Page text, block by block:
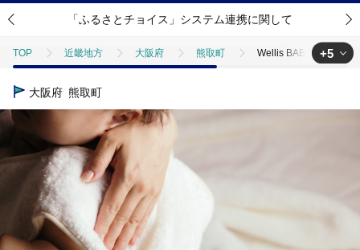
「ふるさとチョイス」システム連携に関して
TOP 近畿地方 大阪府 熊取町 Wellis BABY【大切な
TOP
日用品・雑貨 寝具・タオル Wellis BABY【大切なお
日用品・雑貨
ファッション Wellis BABY【大切なお子様を優しく包む】
ファッション 小物 Wellis BABY【大切なお子様を優
+5
大阪府 熊取町